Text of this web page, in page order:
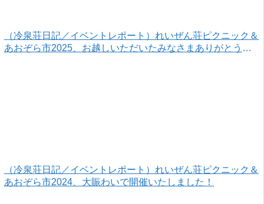
（冷泉荘日記／イベントレポート）れいぜん荘ピクニック＆
あおぞら市2025、お越しいただいたみなさまありがとうご
（冷泉荘日記／イベントレポート）れいぜん荘ピクニック＆
あおぞら市2024、大賑わいで開催いたしました！